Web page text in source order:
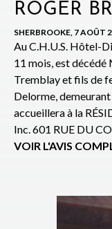
ROGER
SHERBROOKE, 7 AOÛT
Au C.H.U.S. Hôtel-
11 mois, est décédé
Tremblay et fils de
Delorme,
accueillera à la
Inc. 601 RUE DU
VOIR L'AVIS